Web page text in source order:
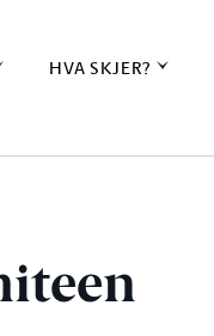
HVA SKJER?